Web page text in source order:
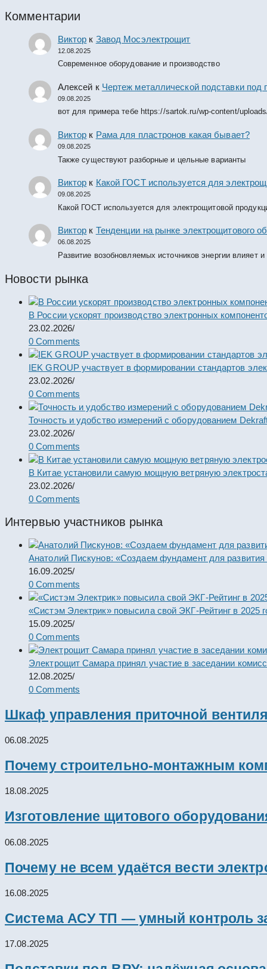
Комментарии
Виктор к Завод Мосэлектрощит
12.08.2025
Современное оборудование и производство
Алексей к Чертеж металлической подставки
09.08.2025
вот для примера тебе https://sartok.ru/wp-content/
Виктор к Рама для пластронов какая бывает?
09.08.2025
Также существуют разборные и цельные варианты
Виктор к Какой ГОСТ используется для
09.08.2025
Какой ГОСТ используется для электрощитовой
Виктор к Тенденции на рынке электрощитового
06.08.2025
Развитие возобновляемых источников энергии влияет
Новости рынка
В России ускорят производство электронных
23.02.2026/
0 Comments
IEK GROUP участвует в формировании стандартов
23.02.2026/
0 Comments
Точность и удобство измерений с оборудованием
23.02.2026/
0 Comments
В Китае установили самую мощную ветряную
23.02.2026/
0 Comments
Интервью участников рынка
Анатолий Пискунов: «Создаем фундамент для развития
16.09.2025/
0 Comments
«Систэм Электрик» повысила свой ЭКГ-Рейтинг в 2025
15.09.2025/
0 Comments
Электрощит Самара принял участие в заседании
12.08.2025/
0 Comments
Шкаф управления приточной
06.08.2025
Почему строительно-монтажным
18.08.2025
Изготовление щитового
06.08.2025
Почему не всем удаётся вести
16.08.2025
Система АСУ ТП — умный контроль
17.08.2025